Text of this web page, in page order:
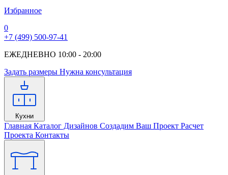
Избранное
0
+7 (499) 500-97-41
ЕЖЕДНЕВНО 10:00 - 20:00
Задать размеры Нужна консультация
Кухни
Главная Каталог Дизайнов Создадим Ваш Проект Расчет
Проекта Контакты